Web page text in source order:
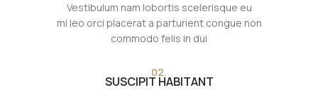
Vestibulum nam lobortis scelerisque eu
mi leo orci placerat a parturient congue non
commodo felis in dui
02.
SUSCIPIT HABITANT